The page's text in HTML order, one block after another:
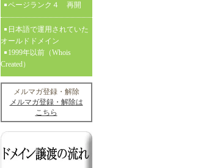
ページランク４ 再開
日本語で運用されていた
オールドドメイン
1999年以前（Whois
Created）
メルマガ登録・解除
メルマガ登録・解除は
こちら